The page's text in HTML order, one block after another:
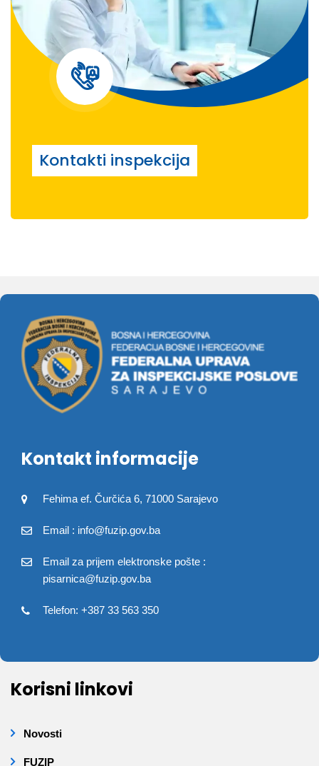
Kontakti inspekcija
Kontakt informacije
Fehima ef. Čurčića 6, 71000 Sarajevo
Email : info@fuzip.gov.ba
Email za prijem elektronske pošte :
pisarnica@fuzip.gov.ba
Telefon: +387 33 563 350
Korisni linkovi
Novosti
FUZIP